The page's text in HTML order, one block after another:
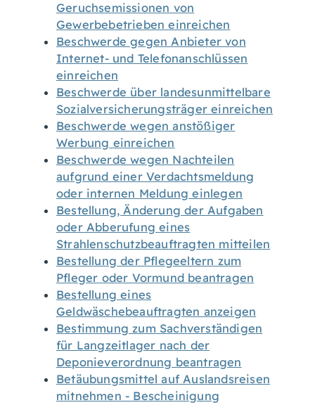
Geruchsemissionen von
Gewerbebetrieben einreichen
Beschwerde gegen Anbieter von
Internet- und Telefonanschlüssen
einreichen
Beschwerde über landesunmittelbare
Sozialversicherungsträger einreichen
Beschwerde wegen anstößiger
Werbung einreichen
Beschwerde wegen Nachteilen
aufgrund einer Verdachtsmeldung
oder internen Meldung einlegen
Bestellung, Änderung der Aufgaben
oder Abberufung eines
Strahlenschutzbeauftragten mitteilen
Bestellung der Pflegeeltern zum
Pfleger oder Vormund beantragen
Bestellung eines
Geldwäschebeauftragten anzeigen
Bestimmung zum Sachverständigen
für Langzeitlager nach der
Deponieverordnung beantragen
Betäubungsmittel auf Auslandsreisen
mitnehmen - Bescheinigung